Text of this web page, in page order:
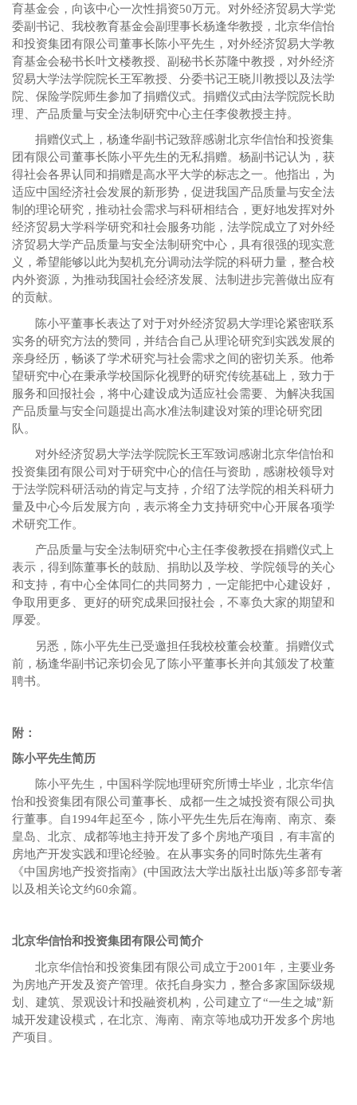
育基金会，向该中心一次性捐资50万元。对外经济贸易大学党
委副书记、我校教育基金会副理事长杨逢华教授，北京华信怡
和投资集团有限公司董事长陈小平先生，对外经济贸易大学教
育基金会秘书长叶文楼教授、副秘书长苏隆中教授，对外经济
贸易大学法学院院长王军教授、分委书记王晓川教授以及法学
院、保险学院师生参加了捐赠仪式。捐赠仪式由法学院院长助
理、产品质量与安全法制研究中心主任李俊教授主持。
捐赠仪式上，杨逢华副书记致辞感谢北京华信怡和投资集
团有限公司董事长陈小平先生的无私捐赠。杨副书记认为，获
得社会各界认同和捐赠是高水平大学的标志之一。他指出，为
适应中国经济社会发展的新形势，促进我国产品质量与安全法
制的理论研究，推动社会需求与科研相结合，更好地发挥对外
经济贸易大学科学研究和社会服务功能，法学院成立了对外经
济贸易大学产品质量与安全法制研究中心，具有很强的现实意
义，希望能够以此为契机充分调动法学院的科研力量，整合校
内外资源，为推动我国社会经济发展、法制进步完善做出应有
的贡献。
陈小平董事长表达了对于对外经济贸易大学理论紧密联系
实务的研究方法的赞同，并结合自己从理论研究到实践发展的
亲身经历，畅谈了学术研究与社会需求之间的密切关系。他希
望研究中心在秉承学校国际化视野的研究传统基础上，致力于
服务和回报社会，将中心建设成为适应社会需要、为解决我国
产品质量与安全问题提出高水准法制建设对策的理论研究团
队。
对外经济贸易大学法学院院长王军致词感谢北京华信怡和
投资集团有限公司对于研究中心的信任与资助，感谢校领导对
于法学院科研活动的肯定与支持，介绍了法学院的相关科研力
量及中心今后发展方向，表示将全力支持研究中心开展各项学
术研究工作。
产品质量与安全法制研究中心主任李俊教授在捐赠仪式上
表示，得到陈董事长的鼓励、捐助以及学校、学院领导的关心
和支持，有中心全体同仁的共同努力，一定能把中心建设好，
争取用更多、更好的研究成果回报社会，不辜负大家的期望和
厚爱。
另悉，陈小平先生已受邀担任我校校董会校董。捐赠仪式
前，杨逢华副书记亲切会见了陈小平董事长并向其颁发了校董
聘书。
附：
陈小平先生简历
陈小平先生，中国科学院地理研究所博士毕业，北京华信
怡和投资集团有限公司董事长、成都一生之城投资有限公司执
行董事。自1994年起至今，陈小平先生先后在海南、南京、秦
皇岛、北京、成都等地主持开发了多个房地产项目，有丰富的
房地产开发实践和理论经验。在从事实务的同时陈先生著有
《中国房地产投资指南》 (中国政法大学出版社出版)等多部专著
以及相关论文约60余篇。
北京华信怡和投资集团有限公司简介
北京华信怡和投资集团有限公司成立于2001年，主要业务
为房地产开发及资产管理。依托自身实力，整合多家国际级规
划、建筑、景观设计和投融资机构，公司建立了“一生之城”新
城开发建设模式，在北京、海南、南京等地成功开发多个房地
产项目。